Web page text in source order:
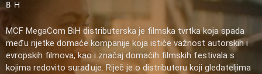
MCF MegaCom BiH distributerska je filmska tvrtka koja spada
među rijetke domaće kompanije koja ističe važnost autorskih i
evropskih filmova, kao i značaj domaćih filmskih festivala s
kojima redovito surađuje. Riječ je o distributeru koji gledateljima